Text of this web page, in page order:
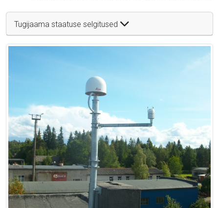
Tugijaama staatuse selgitused